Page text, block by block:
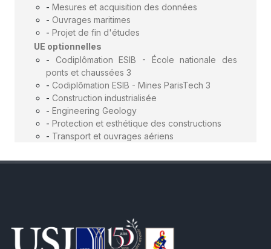
- Mesures et acquisition des données
- Ouvrages maritimes
- Projet de fin d'études
UE optionnelles
- Codiplômation ESIB - École nationale des
ponts et chaussées 3
- Codiplômation ESIB - Mines ParisTech 3
- Construction industrialisée
- Engineering Geology
- Protection et esthétique des constructions
- Transport et ouvrages aériens